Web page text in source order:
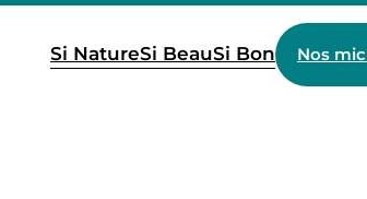
du mode éco
Si NatureSi BeauSi Bon Nos